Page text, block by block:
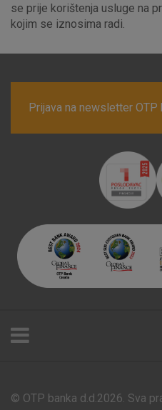
se prije korištenja usluge na
kojim se iznosima radi.
Prijava na newsletter OTP
Poslovnice i bankomati
© OTP banka d.d.2026. Sva
Detaljnije informacije o